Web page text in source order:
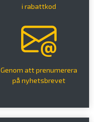
i rabattkod
Genom att prenumerera
på nyhetsbrevet